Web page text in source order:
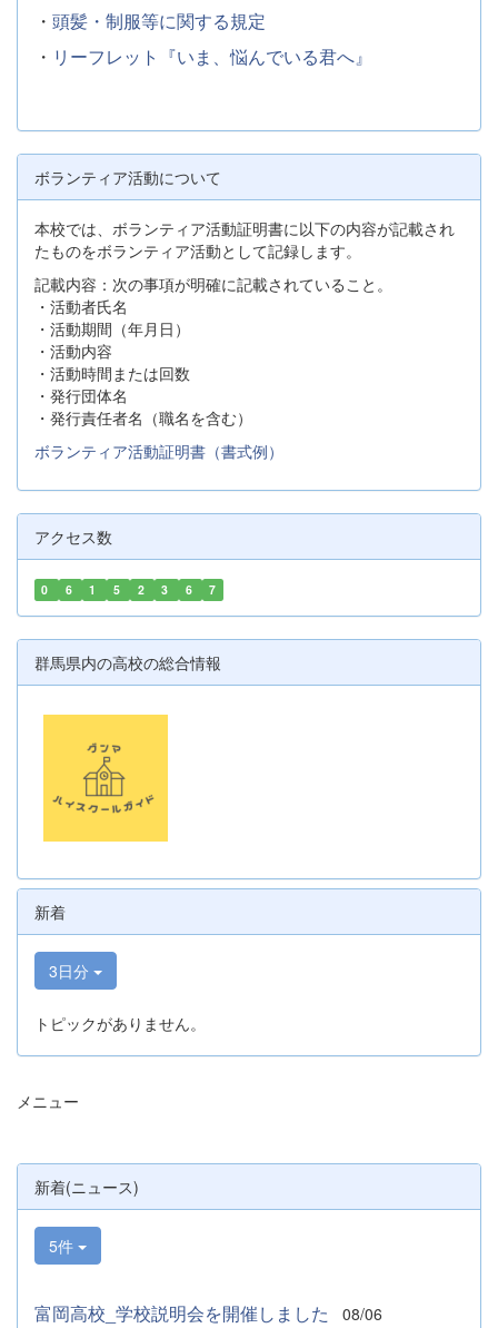
・ 頭髪・制服等に関する規定
・ リーフレット『いま、悩んでいる君へ』
ボランティア活動について
本校では、ボランティア活動証明書に以下の内容が記載され
たものをボランティア活動として記録します。
記載内容：次の事項が明確に記載されていること。
・活動者氏名
・活動期間（年月日）
・活動内容
・活動時間または回数
・発行団体名
・発行責任者名（職名を含む）
ボランティア活動証明書（書式例）
アクセス数
0 6 1 5 2 3 6 7
群馬県内の高校の総合情報
新着
3日分
トピックがありません。
メニュー
新着(ニュース)
5件
富岡高校_学校説明会を開催しました 08/06